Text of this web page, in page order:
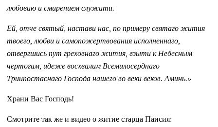
любовию и смирением служити.
Ей, отче святый, настави нас, по примеру святаго жития
твоего, любви и самопожертвования исполненнаго,
отвергшись пут греховнаго жития, взыти к Небесным
чертогам, идеже восхвалим Всемилосерднаго
Триипостаснаго Господа нашего во веки веков. Аминь.»
Храни Вас Господь!
Смотрите так же и видео о житие старца Паисия: